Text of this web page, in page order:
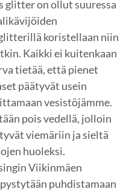
glitter on ollut suuressa
koristellaan niin
Kaikki ei kuitenkaan
tietää, että pienet
päätyvät usein
vesistöjämme.
pois vedellä, jolloin
viemäriin ja sieltä
huoleksi.
Viikinmäen
puhdistamaan